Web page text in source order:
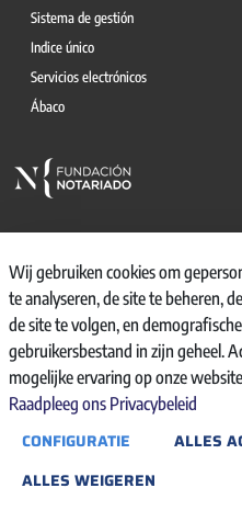
Sistema de gestión
Indice único
Servicios electrónicos
Ábaco
© 2026, CONSEJO GENERAL DEL NOTARIO
CANAL INTERNO DE
REGISTRO DE
AVISO LEGAL
POLÍTICA DE PRIVACIDAD
POLÍTICA DE COOKIES
ACCESIBILIDAD
Wij gebruiken cookies om
te analyseren, de site te beheren,
de site te volgen, en
gebruikersbestand in zijn geheel.
mogelijke ervaring op onze
Raadpleeg ons Privacybeleid
CONFIGURATIE
ALLES
ALLES WEIGEREN